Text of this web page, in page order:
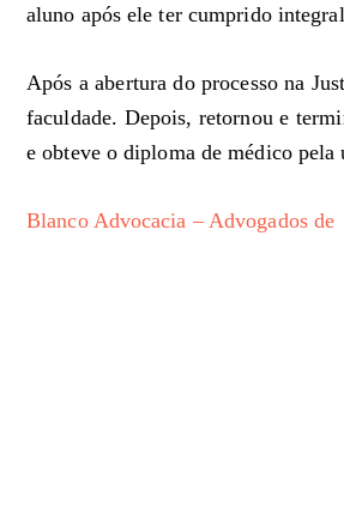
aluno após ele ter cumprido
Após a abertura do processo na
faculdade. Depois, retornou e
e obteve o diploma de médico pela
Blanco Advocacia – Advogados